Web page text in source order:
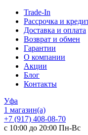
Trade-In
Рассрочка и
Доставка и оплата
Возврат и обмен
Гарантии
О компании
Акции
Блог
Контакты
Уфа
1 магазин(а)
+7 (917) 408-08-70
с 10:00 до 20:00 Пн-Вс